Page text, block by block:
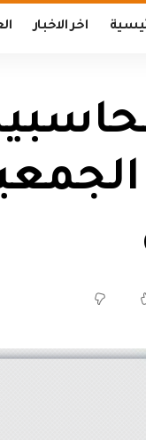
اخر الاخبار